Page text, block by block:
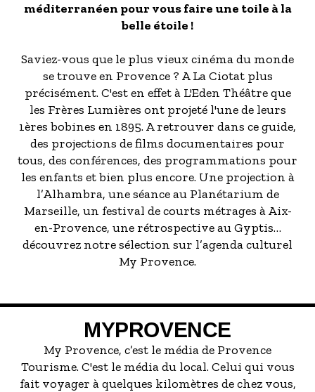
méditerranéen pour vous faire une toile à la
belle étoile !
Saviez-vous que le plus vieux cinéma du monde
se trouve en Provence ? A La Ciotat plus
précisément. C'est en effet à L'Eden Théâtre que
les Frères Lumières ont projeté l'une de leurs
1ères bobines en 1895. A retrouver dans ce guide,
des projections de films documentaires pour
tous, des conférences, des programmations pour
les enfants et bien plus encore. Une projection à
l’Alhambra, une séance au Planétarium de
Marseille, un festival de courts métrages à Aix-
en-Provence, une rétrospective au Gyptis…
découvrez notre sélection sur l’agenda culturel
My Provence.
MYPROVENCE
My Provence, c’est le média de Provence
Tourisme. C'est le média du local. Celui qui vous
fait voyager à quelques kilomètres de chez vous,